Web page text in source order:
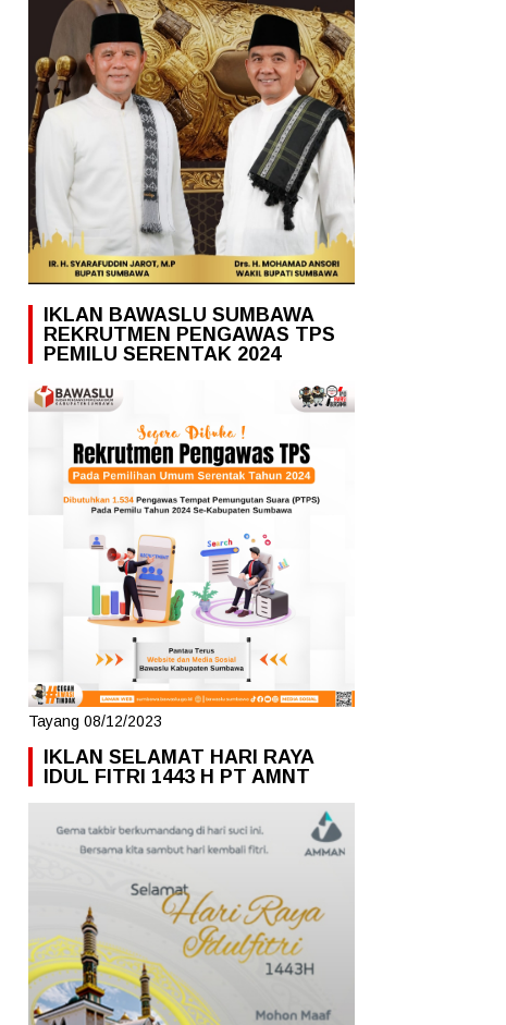
IKLAN BAWASLU SUMBAWA
REKRUTMEN PENGAWAS TPS
PEMILU SERENTAK 2024
Tayang 08/12/2023
IKLAN SELAMAT HARI RAYA
IDUL FITRI 1443 H PT AMNT